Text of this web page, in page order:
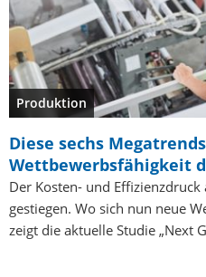
Produktion
Diese sechs
Wettbewerbsfähigkeit
Der Kosten- und
gestiegen. Wo sich nun neue
zeigt die aktuelle Studie „Next